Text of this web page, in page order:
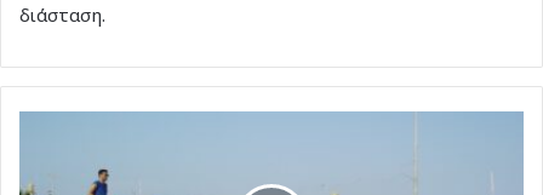
διάσταση.